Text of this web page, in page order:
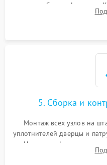
патрубках и фильтрах.
управления,
5. Сборка и
Монтаж всех узлов на
уплотнителей дверцы и
Надежная фиксация
сборка корпуса и